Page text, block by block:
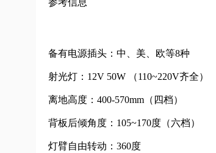
参考信息
备有电源插头：中、美、欧等8种
射光灯：12V 50W （110~220V齐全）
离地高度：400-570mm（四档）
背板后倾角度：105~170度（六档）
灯臂自由转动：360度